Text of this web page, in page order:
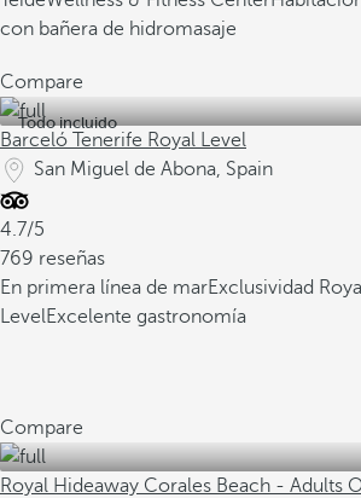
con bañera de hidromasaje
Compare
Todo incluido
Barceló Tenerife Royal Level
San Miguel de Abona, Spain
4.7/5
769 reseñas
En primera línea de marExclusividad
LevelExcelente gastronomía
Compare
Royal Hideaway Corales Beach - Adults